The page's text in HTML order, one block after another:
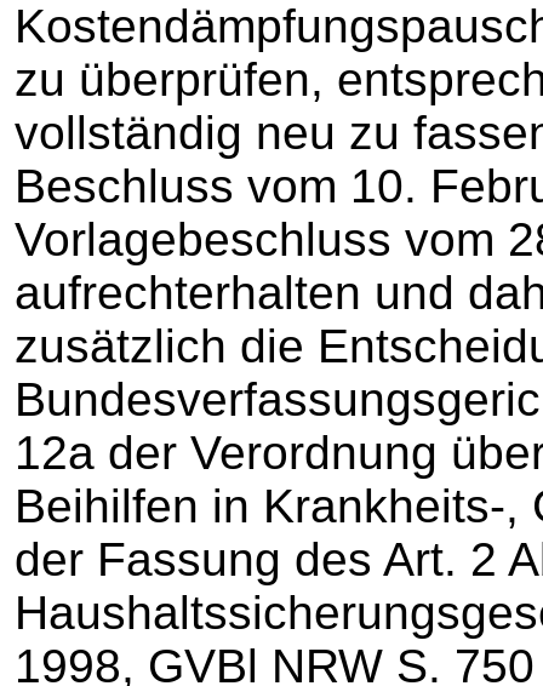
zu überprüfen,
vollständig neu zu
Beschluss vom 10.
Vorlagebeschluss vom
aufrechterhalten und
zusätzlich die
12a der Verordnung
Beihilfen in Krankheits-,
der Fassung des Art. 2
1998, GVBl NRW S.